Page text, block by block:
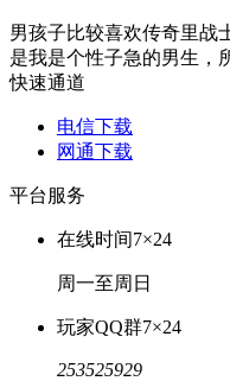
男孩子比较喜欢传奇里战
是我是个性子急的男生，
快速通道
电信下载
网通下载
平台服务
在线时间7×24
周一至周日
玩家QQ群7×24
253525929